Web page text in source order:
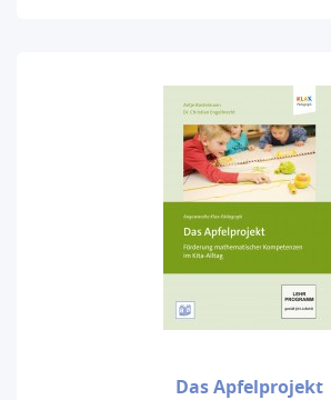
Das Apfelprojekt